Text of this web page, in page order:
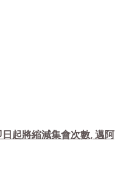
起將縮減集會次數, 邁阿